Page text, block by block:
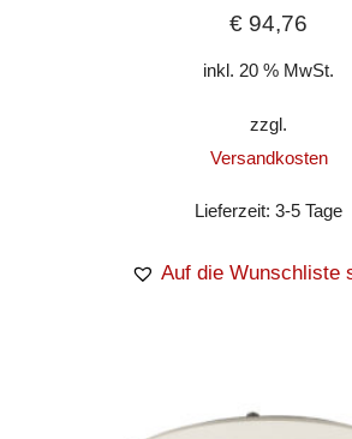
€ 94,76
inkl. 20 % MwSt.
zzgl.
Versandkosten
Lieferzeit:3-5 Tage
Auf die Wunschliste